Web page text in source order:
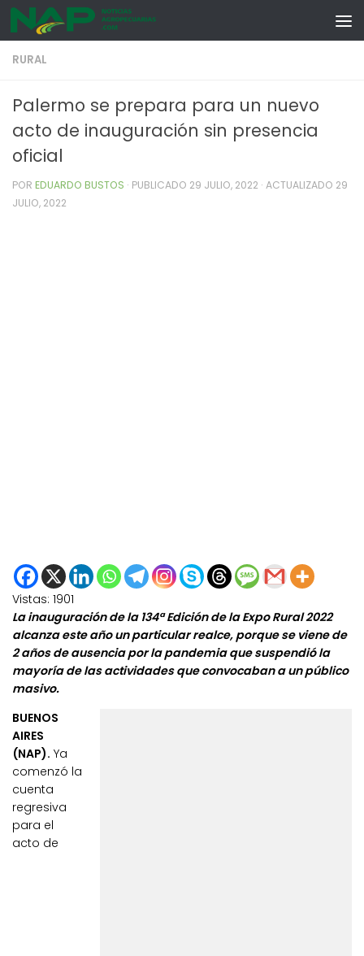
Skip to content
RURAL
Palermo se prepara para un nuevo
acto de inauguración sin presencia
oficial
POR EDUARDO BUSTOS · PUBLICADO 29 JULIO, 2022 · ACTUALIZADO 29
JULIO, 2022
Vistas: 1901
La inauguración de la 134ª Edición de la Expo Rural 2022
alcanza este año un particular realce, porque se viene de
2 años de ausencia por la pandemia que suspendió la
mayoría de las actividades que convocaban a un público
masivo.
BUENOS
AIRES
(NAP). Ya
comenzó la
cuenta
regresiva
para el
acto de